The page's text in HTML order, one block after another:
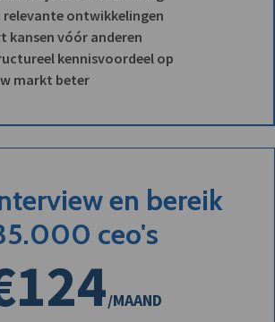
relevante ontwikkelingen
kansen vóór anderen
kennisvoordeel op
markt beter
en bereik
ceo's
/MAAND